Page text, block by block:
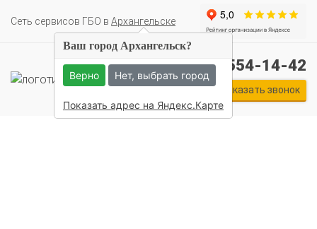
Cеть сервисов ГБО в Архангельске
+7 (911) 554-14-42
Заказать звонок
Ваш город Архангельск?
Верно Нет, выбрать город
Показать адрес на Яндекс.Карте